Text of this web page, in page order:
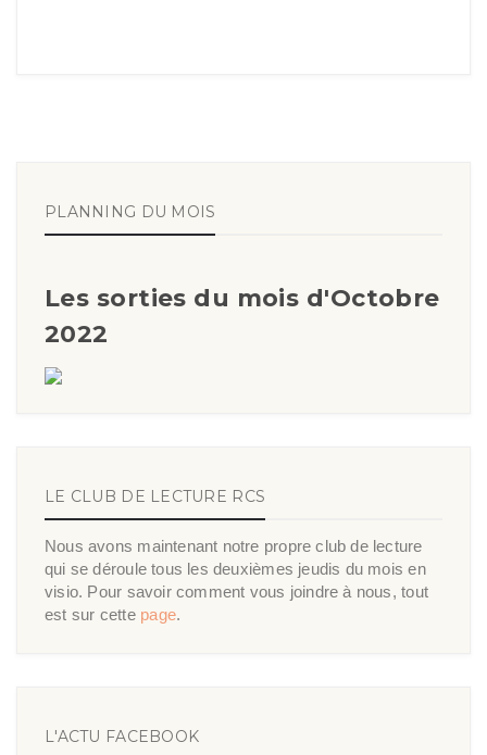
PLANNING DU MOIS
Les sorties du mois d'Octobre
2022
LE CLUB DE LECTURE RCS
Nous avons maintenant notre propre club de lecture
qui se déroule tous les deuxièmes jeudis du mois en
visio. Pour savoir comment vous joindre à nous, tout
est sur cette page.
L'ACTU FACEBOOK